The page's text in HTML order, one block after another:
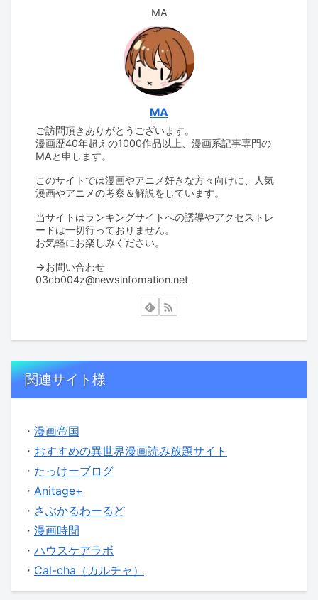
MA
MA
ご訪問頂きありがとうございます。
漫画歴40年超えの1000作品以上、漫画系記事専門の
MAと申します。
このサイトでは漫画やアニメ好きな方々向けに、人気
漫画やアニメの考察＆解説をしています。
当サイトはランキングサイトへの誘導やアクセストレ
ードは一切行っておりません。
お気軽にお楽しみください。
→お問い合わせ
03cb004z@newsinfomation.net
関連サイト様
・ 漫画帝国
・ おすすめの異世界漫画読み放題サイト
・ たっけーブログ
・ Anitage+
・ さぶかるわーるど
・ 漫画時間
・ ハウスケアラボ
・ Cal-cha（カルチャ）